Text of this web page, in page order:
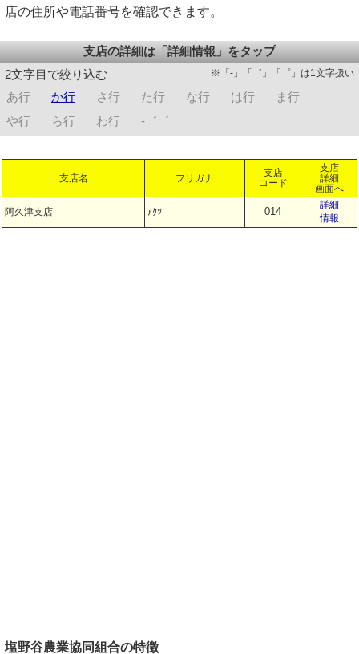
店の住所や電話番号を確認できます。
支店の詳細は「詳細情報」をタップ
2文字目で絞り込む
※「-」「゛」「゜」は1文字扱い
あ行 か行 さ行 た行 な行 は行
ま行
や行
ら行 わ行 -゛゜
支店名 フリガナ
支店
コード
支店
詳細
画面へ
阿久津支店 ｱｸﾂ 014
詳細
情報
塩野谷農業協同組合の特徴